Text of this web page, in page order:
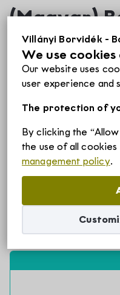
Villányi Borvidék -
We use
Our website uses
user experience and
The protection of
By clicking the
the use of all
management policy.
(Magyar)
Pincetúra
Sorry, this entry is only
Tickets
Tickets are no longer
Villányi